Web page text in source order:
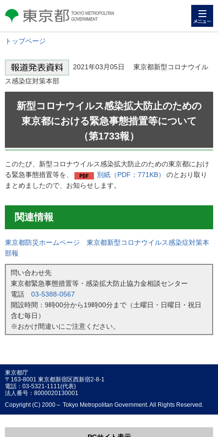
東京都 TOKYO METROPOLITAN
GOVERNMENT
トップページ
2021年03月05日 東京都新型コロナウイル
ス感染症対策本部
新型コロナウイルス感染拡大防止のための
東京都における緊急事態措置等について
（第1733報）
このたび、新型コロナウイルス感染拡大防止のための東京都におけ
る緊急事態措置等を、
別紙（PDF：771KB）
のとおり取り
まとめましたので、お知らせします。
関連情報
東京都防災ホームページ 東京都新型コロナウイルス感染症対策本
部報
問い合わせ先
東京都緊急事態措置等・感染拡大防止協力金相談センター
電話 03-5388-0567
開設時間：9時00分から19時00分まで（土曜日・日曜日・祝日
含む毎日）
※おかけ間違いにご注意ください。
東京都庁
〒163-8001 東京都新宿区西新宿2-8-1
電話：03-5321-1111(代表)
法人番号：8000020130001
Copyright (C) 2000～ Tokyo Metropolitan Government. All Rights Reserved.